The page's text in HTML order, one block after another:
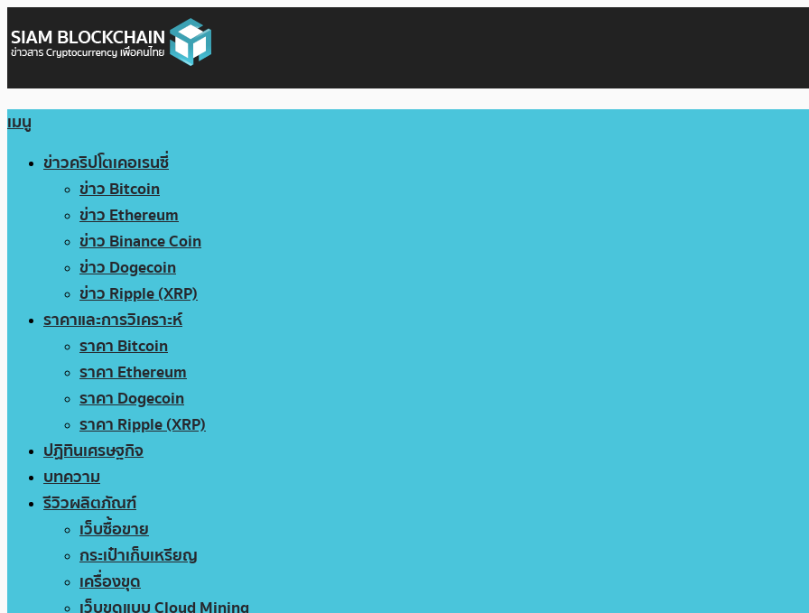
เมนู
ข่าวคริปโตเคอเรนซี่
ข่าว Bitcoin
ข่าว Ethereum
ข่าว Binance Coin
ข่าว Dogecoin
ข่าว Ripple (XRP)
ราคาและการวิเคราะห์
ราคา Bitcoin
ราคา Ethereum
ราคา Dogecoin
ราคา Ripple (XRP)
ปฏิทินเศรษฐกิจ
บทความ
รีวิวผลิตภัณฑ์
เว็บซื้อขาย
กระเป๋าเก็บเหรียญ
เครื่องขุด